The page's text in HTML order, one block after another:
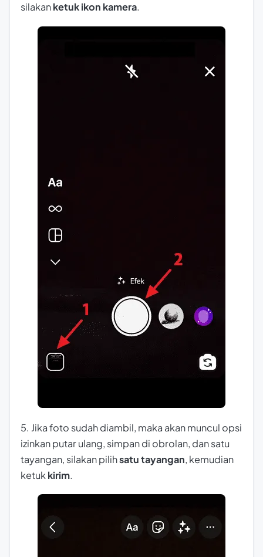
silakanketukikon kamera.
5. Jika foto sudah diambil, maka akan muncul opsi
izinkan putar ulang, simpan di obrolan, dan satu
tayangan, silakan pilihsatu tayangan, kemudian
ketuk kirim.